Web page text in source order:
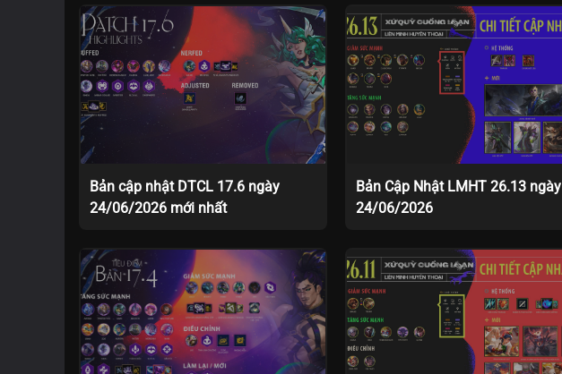
Bản cập nhật DTCL 17.6 ngày
24/06/2026 mới nhất
Bản Cập Nhật LMHT 26.13 ngày
24/06/2026